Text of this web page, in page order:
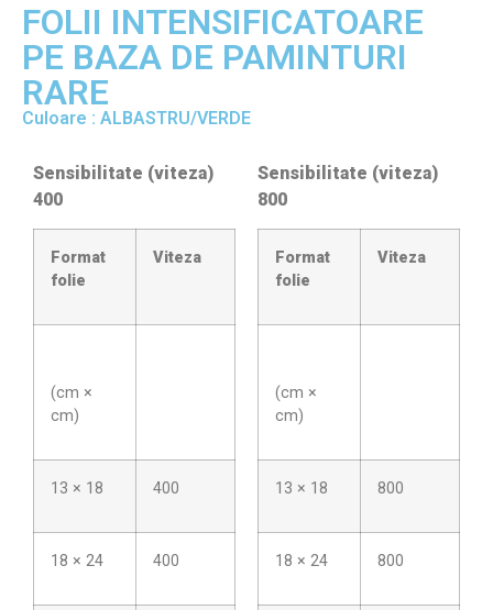
FOLII INTENSIFICATOARE
PE BAZA DE PAMINTURI
RARE
Culoare : ALBASTRU/VERDE
Sensibilitate (viteza)
400
Format
folie
Viteza
(cm ×
cm)
13 × 18 400
18 × 24 400
Sensibilitate (viteza)
800
Format
folie
Viteza
(cm ×
cm)
13 × 18 800
18 × 24 800